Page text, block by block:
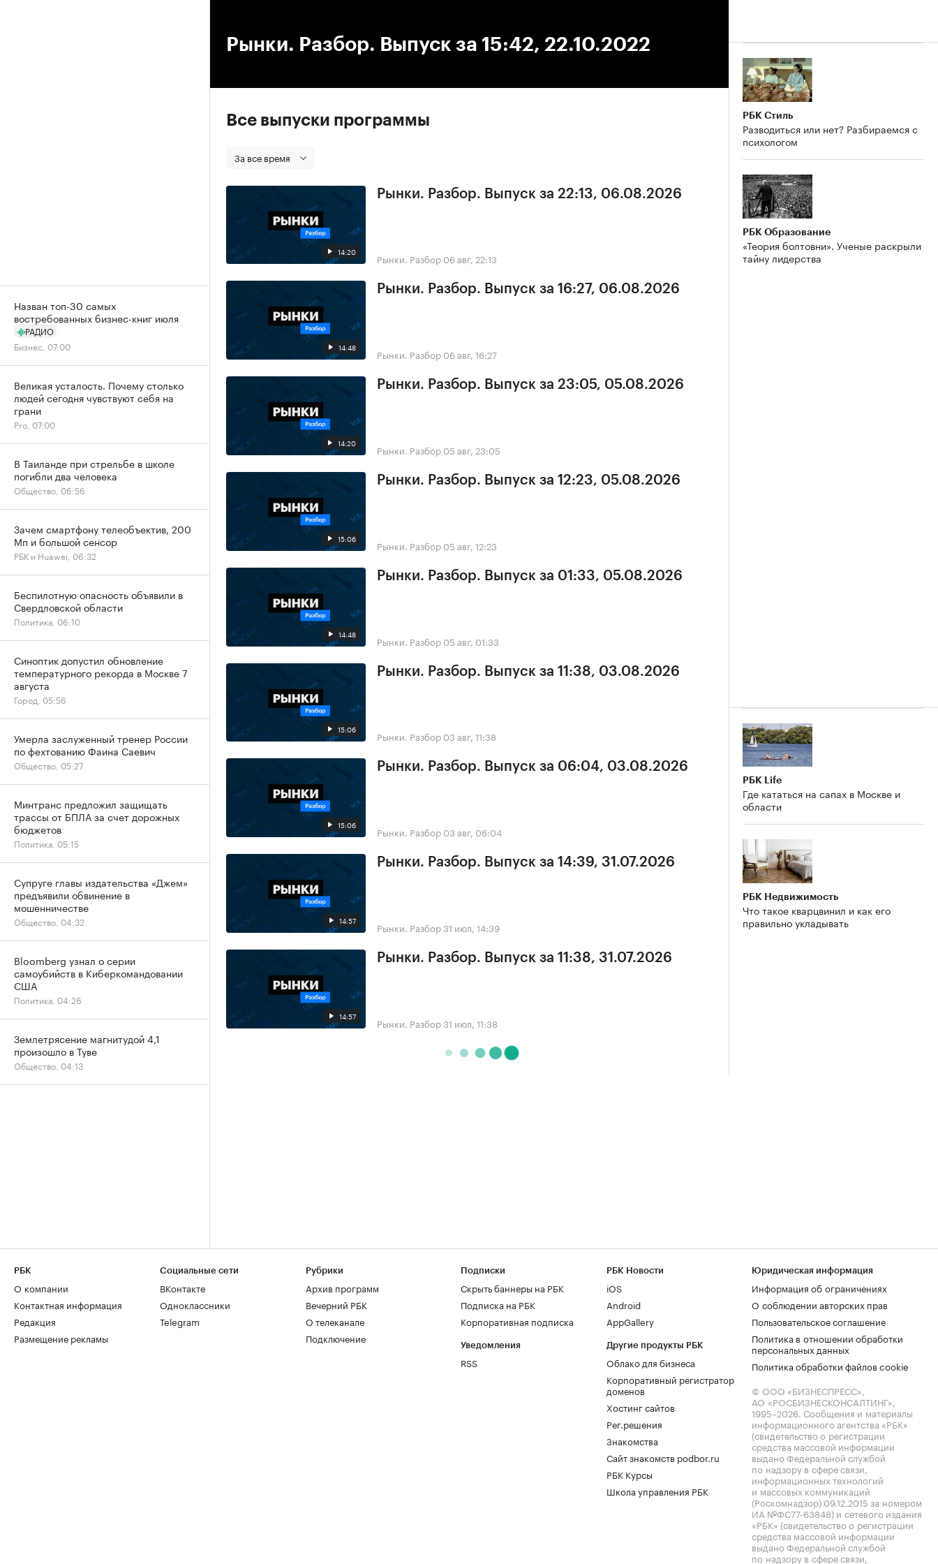
Рынки. Разбор. Выпуск за 15:42, 22.10.2022
Все выпуски программы
За все время
14:20
Рынки. Разбор. Выпуск за 22:13, 06.08.2026
Рынки. Разбор 06 авг, 22:13
14:48
Рынки. Разбор. Выпуск за 16:27, 06.08.2026
Рынки. Разбор 06 авг, 16:27
14:20
Рынки. Разбор. Выпуск за 23:05, 05.08.2026
Рынки. Разбор 05 авг, 23:05
15:06
Рынки. Разбор. Выпуск за 12:23, 05.08.2026
Рынки. Разбор 05 авг, 12:23
14:48
Рынки. Разбор. Выпуск за 01:33, 05.08.2026
Рынки. Разбор 05 авг, 01:33
15:06
Рынки. Разбор. Выпуск за 11:38, 03.08.2026
Рынки. Разбор 03 авг, 11:38
15:06
Рынки. Разбор. Выпуск за 06:04, 03.08.2026
Рынки. Разбор 03 авг, 06:04
14:57
Рынки. Разбор. Выпуск за 14:39, 31.07.2026
Рынки. Разбор31 июл, 14:39
14:57
Рынки. Разбор. Выпуск за 11:38, 31.07.2026
Рынки. Разбор31 июл, 11:38
РБК Стиль
Разводиться или нет? Разбираемся с
психологом
РБК Образование
«Теория болтовни». Ученые раскрыли
тайну лидерства
РБК Life
Где кататься на сапах в Москве и
области
РБК Недвижимость
Что такое кварцвинил и как его
правильно укладывать
Назван топ-30 самых
востребованных бизнес-книг июля
РАДИО
Бизнес, 07:00
Великая усталость. Почему столько
людей сегодня чувствуют себя на
грани
Pro, 07:00
В Таиланде при стрельбе в школе
погибли два человека
Общество, 06:56
Зачем смартфону телеобъектив, 200
Мп и большой сенсор
РБК и Huawei, 06:32
Беспилотную опасность объявили в
Свердловской области
Политика, 06:10
Синоптик допустил обновление
температурного рекорда в Москве 7
августа
Город, 05:56
Умерла заслуженный тренер России
по фехтованию Фаина Саевич
Общество, 05:27
Минтранс предложил защищать
трассы от БПЛА за счет дорожных
бюджетов
Политика, 05:15
Супруге главы издательства «Джем»
предъявили обвинение в
мошенничестве
Общество, 04:32
Bloomberg узнал о серии
самоубийств в Киберкомандовании
США
Политика, 04:26
Землетрясение магнитудой 4,1
произошло в Туве
Общество, 04:13
РБК
О компании
Контактная информация
Редакция
Размещение рекламы
Социальные сети
ВКонтакте
Одноклассники
Telegram
Рубрики
Архив программ
Вечерний РБК
О телеканале
Подключение
Подписки
Скрыть баннеры на РБК
Подписка на РБК
Корпоративная подписка
Уведомления
RSS
РБК Новости
iOS
Android
AppGallery
Другие продукты РБК
Облако для бизнеса
Корпоративный регистратор
доменов
Хостинг сайтов
Рег.решения
Знакомства
Сайт знакомств podbor.ru
РБК Курсы
Школа управления РБК
Юридическая информация
Информация об ограничениях
О соблюдении авторских прав
Пользовательское соглашение
Политика в отношении обработки
персональных данных
Политика обработки файлов cookie
© ООО «БИЗНЕСПРЕСС»,
АО «РОСБИЗНЕСКОНСАЛТИНГ»,
1995–2026. Сообщения и материалы
информационного агентства «РБК»
(свидетельство о регистрации
средства массовой информации
выдано Федеральной службой
по надзору в сфере связи,
информационных технологий
и массовых коммуникаций
(Роскомнадзор) 09.12.2015 за номером
ИА №ФС77-63848) и сетевого издания
«РБК» (свидетельство о регистрации
средства массовой информации
выдано Федеральной службой
по надзору в сфере связи,